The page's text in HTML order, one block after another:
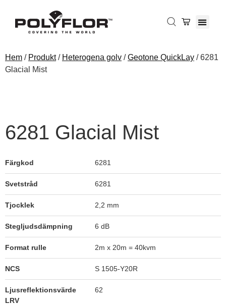
Hem / Produkt/ Heterogena golv /Geotone QuickLay / 6281
Glacial Mist
6281 Glacial Mist
Färgkod 6281
Svetstråd 6281
Tjocklek 2,2 mm
Stegljudsdämpning 6 dB
Format rulle 2m x 20m = 40kvm
NCS S 1505-Y20R
Ljusreflektionsvärde
LRV
62
6267 Pebble Time